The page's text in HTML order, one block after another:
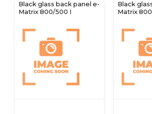
Black glass back panel e-
Matrix 800/500 I
Black
Matrix